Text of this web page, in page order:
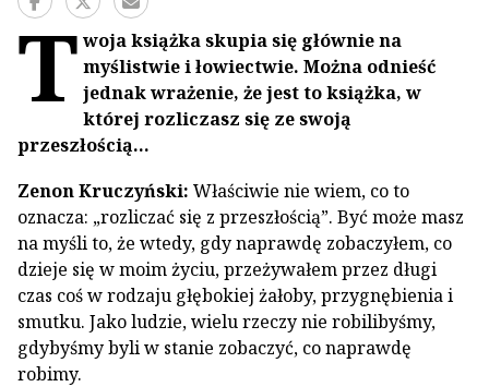
T woja książka skupia się głównie na
myślistwie i łowiectwie. Można odnieść
jednak wrażenie, że jest to książka, w
której rozliczasz się ze swoją
przeszłością…
Zenon Kruczyński: Właściwie nie wiem, co to
oznacza: „rozliczać się z przeszłością”. Być może masz
na myśli to, że wtedy, gdy naprawdę zobaczyłem, co
dzieje się w moim życiu, przeżywałem przez długi
czas coś w rodzaju głębokiej żałoby, przygnębienia i
smutku. Jako ludzie, wielu rzeczy nie robilibyśmy,
gdybyśmy byli w stanie zobaczyć, co naprawdę
robimy.